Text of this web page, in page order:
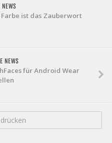
NEWS
ist das Zauberwort
NEWS
für Android Wear